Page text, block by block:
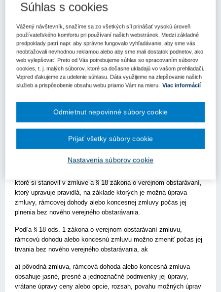
verejné obstarávanie (ďalej len „úrad“) so žiadosťou o usmernenie
k aplikácii zákona č. 343/2015 Z.z. o verejnom obstarávaní a o
zmene a doplnení niektorých zákonov v znení neskorších
predpisov (ďalej len „zákon o verejnom obstarávaní“).
Vo svojej žiadosti uvádzate nasledovné:
„Je možné prosím Vás podľa par. 18 ZoVO urobiť dodatok k už
navýšeniu ceny diela, pretože od uzatvorenia zmluvy po prevzatie
staveniska prešli takmer 2 roky a ceny mede a ocele prudko
vzrástli?“
ktoré si stanovil v zmluve a § 18 zákona o verejnom obstarávaní,
ktorý upravuje pravidlá, na základe ktorých je možná úprava
zmluvy, rámcovej dohody alebo koncesnej zmluvy počas jej
plnenia bez nového verejného obstarávania.
Podľa § 18 ods. 1 zákona o verejnom obstarávaní zmluvu,
rámcovú dohodu alebo koncesnú zmluvu možno zmeniť počas jej
trvania bez nového verejného obstarávania, ak
a) pôvodná zmluva, rámcová dohoda alebo koncesná zmluva
obsahuje jasné, presné a jednoznačné podmienky jej úpravy,
vrátane úpravy ceny alebo opcie, rozsah, povahu možných úprav
Súhlas s cookies
Vážený návštevník, snažíme sa zo všetkých síl prinášať vysokú úroveň
používateľského komfortu pri používaní našich webstránok. Medzi základné
predpoklady patrí napr. aby správne fungovalo vyhľadávanie, aby sme vás
neobťažovali nevhodnou reklamou alebo aby sme mali dostatok podnetov, ako
web vylepšovať. Preto od Vás potrebujeme súhlas so spracovaním súborov
cookies, t. j. malých súborov, ktoré sa dočasne ukladajú vo vašom prehliadači.
Vopred ďakujeme za udelenie súhlasu. Dáta využijeme na zlepšovanie našich
služieb a prispôsobenie obsahu webu priamo Vám na mieru. Viac informácií
Nastavenia súborov cookie
Odmietnut nepovinné súbory cookie
Prijať všetky súbory cookie